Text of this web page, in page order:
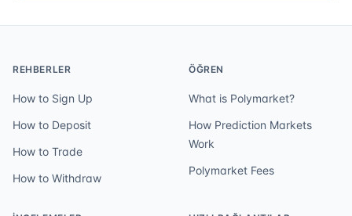
REHBERLER
How to Sign Up
How to Deposit
How to Trade
How to Withdraw
ÖĞREN
What is Polymarket?
How Prediction Markets
Work
Polymarket Fees